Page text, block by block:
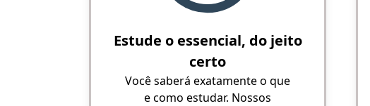
Estude o essencial, do jeito
certo
Você saberá exatamente o que
e como estudar. Nossos